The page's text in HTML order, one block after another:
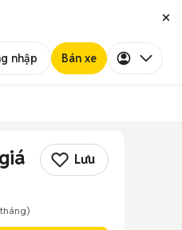
nhập Bán xe
Lưu